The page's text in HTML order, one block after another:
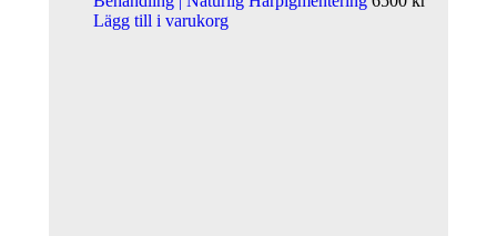
Lägg till i varukorg